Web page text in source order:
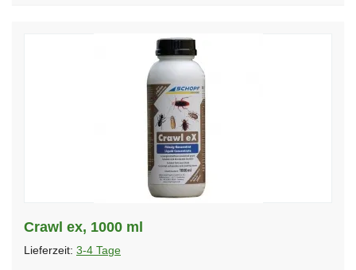
Crawl ex, 1000 ml
Lieferzeit: 3-4 Tage